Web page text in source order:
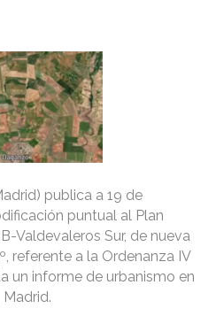
publica a 19 de
puntual al Plan
Valdevaleros Sur, de nueva
referente a la Ordenanza IV
un informe de urbanismo en